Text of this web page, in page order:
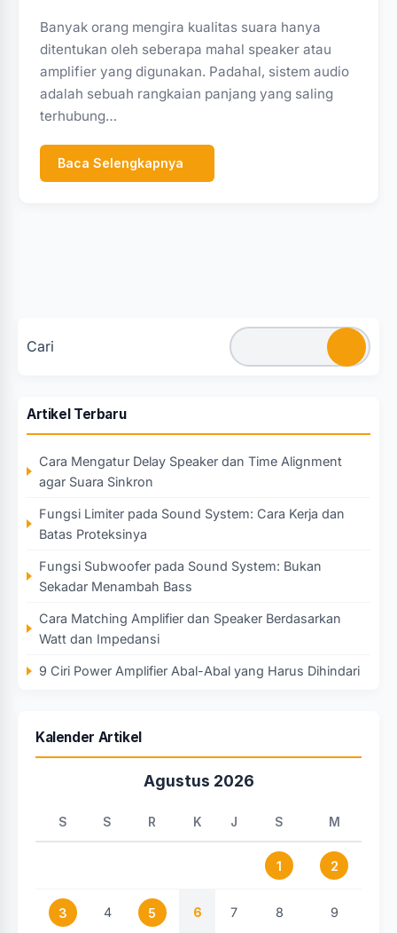
Banyak orang mengira kualitas suara hanya
ditentukan oleh seberapa mahal speaker atau
amplifier yang digunakan. Padahal, sistem audio
adalah sebuah rangkaian panjang yang saling
terhubung…
Baca Selengkapnya
Cari
Artikel Terbaru
Cara Mengatur Delay Speaker dan Time Alignment
agar Suara Sinkron
Fungsi Limiter pada Sound System: Cara Kerja dan
Batas Proteksinya
Fungsi Subwoofer pada Sound System: Bukan
Sekadar Menambah Bass
Cara Matching Amplifier dan Speaker Berdasarkan
Watt dan Impedansi
9 Ciri Power Amplifier Abal-Abal yang Harus Dihindari
Kalender Artikel
Agustus 2026
S S R K J S M
1 2
3 4 5 6 7 8 9